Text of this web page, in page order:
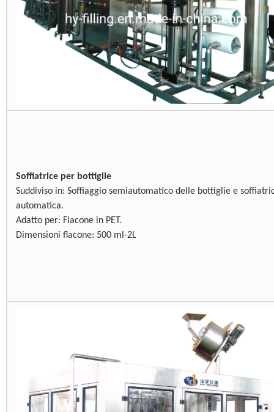
Soffiatrice per bottiglie
Suddiviso in: Soffiaggio semiautomatico delle bottiglie e
automatica.
Adatto per: Flacone in PET.
Dimensioni flacone: 500 ml-2L